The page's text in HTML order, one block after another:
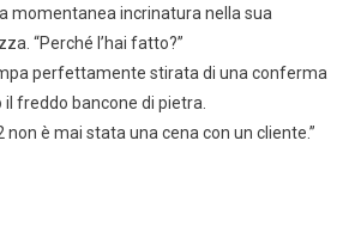
momentanea incrinatura nella sua
“Perché l’hai fatto?”
perfettamente stirata di una conferma
freddo bancone di pietra.
non è mai stata una cena con un cliente.”